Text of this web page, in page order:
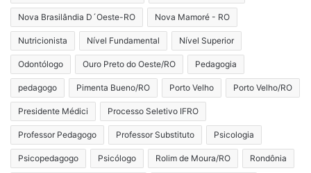
Nova Brasilândia D´Oeste-RO Nova Mamoré - RO
Nutricionista Nível Fundamental Nível Superior
Odontólogo Ouro Preto do Oeste/RO Pedagogia
pedagogo Pimenta Bueno/RO Porto Velho Porto Velho/RO
Presidente Médici Processo Seletivo IFRO
Professor Pedagogo Professor Substituto Psicologia
Psicopedagogo Psicólogo Rolim de Moura/RO Rondônia